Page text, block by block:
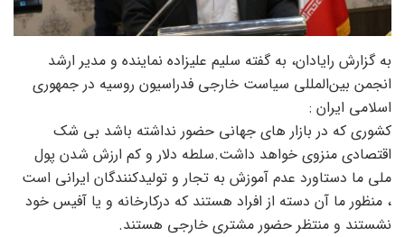
به گزارش رایادان، به گفته سلیم علیزاده نماینده و مدیر ارشد
انجمن بین‌المللی سیاست خارجی فدراسیون روسیه در جمهوری
اسلامی ایران :
کشوری که در بازار های جهانی حضور نداشته باشد بی شک
اقتصادی منزوی خواهد داشت.سلطه دلار و کم ارزش شدن پول
ملی ما دستاورد عدم آموزش به تجار و تولیدکنندگان ایرانی است
، منظور ما آن دسته از افراد هستند که درکارخانه و یا آفیس خود
نشستند و منتظر حضور مشتری خارجی هستند.